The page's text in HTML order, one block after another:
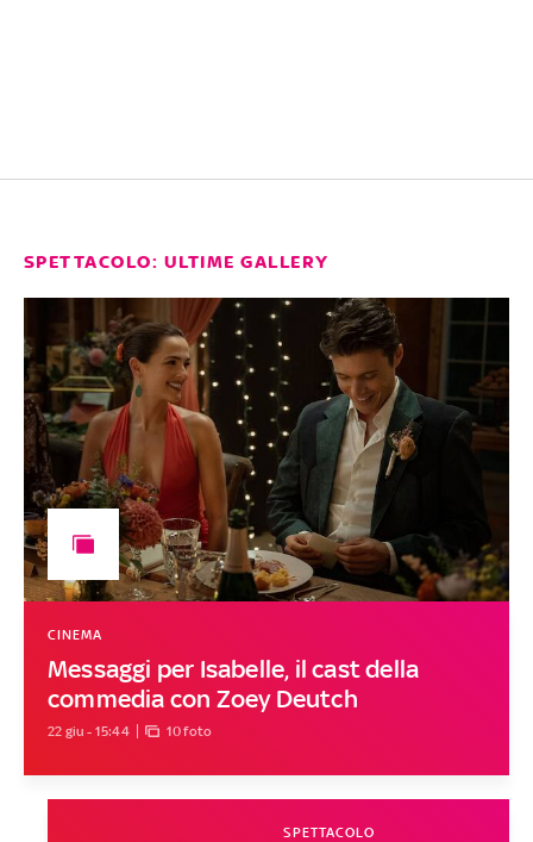
SPETTACOLO: ULTIME GALLERY
Messaggi per Isabelle, il cast della
commedia con Zoey Deutch
CINEMA
22 giu - 15:44 10 foto
SPETTACOLO